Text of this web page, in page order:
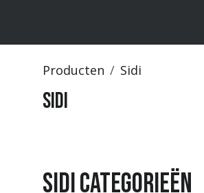
Producten Sidi
Sidi
Sidi Categorieën